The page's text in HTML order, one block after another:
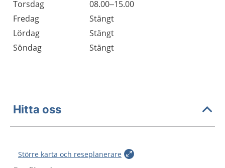
Torsdag
08.00–15.00
Fredag
Stängt
Lördag
Stängt
Söndag
Stängt
Hitta oss
Större karta och reseplanerare